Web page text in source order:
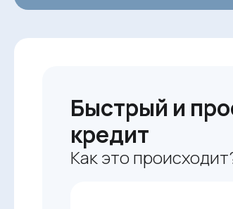
Быстрый и
кредит
Как это